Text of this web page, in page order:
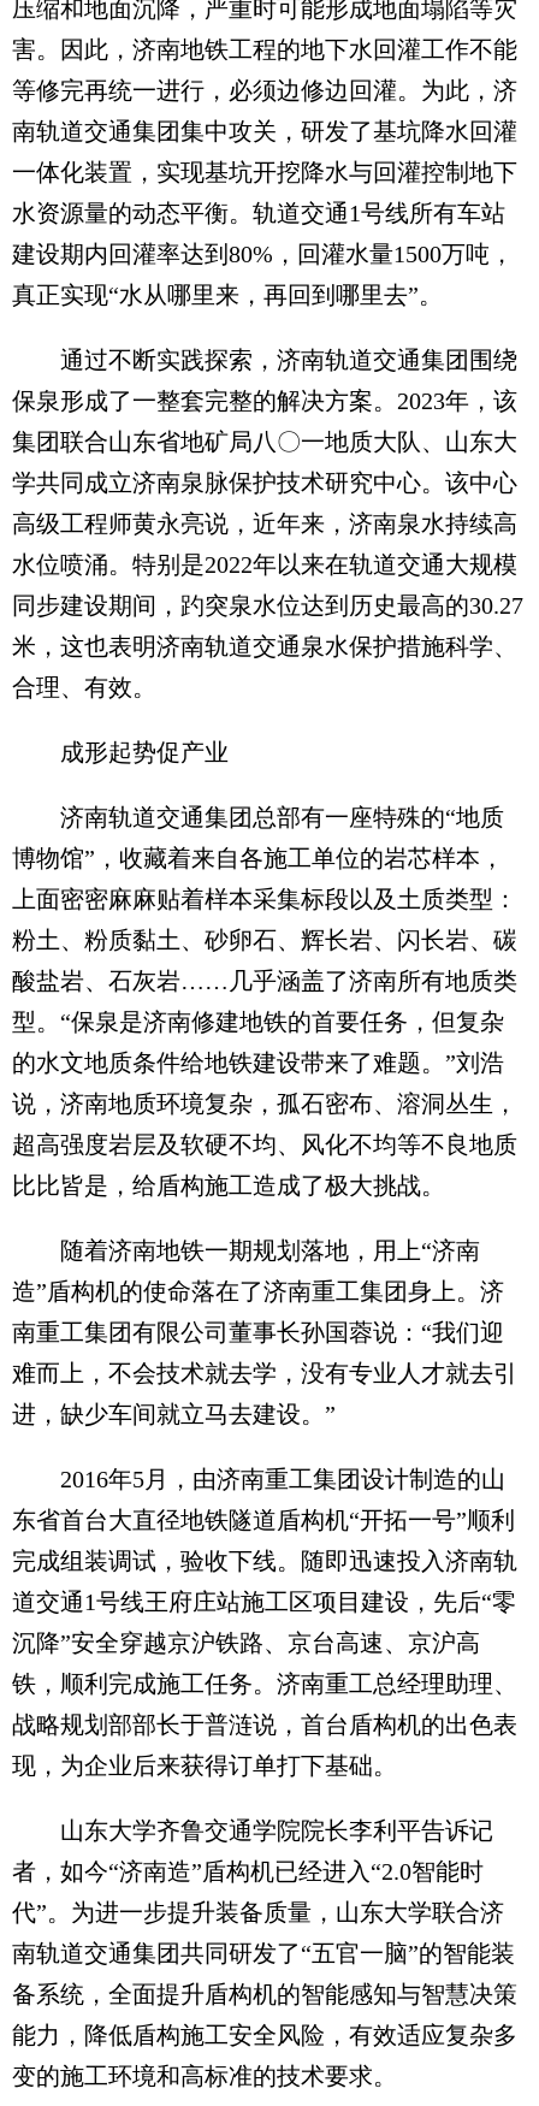
压缩和地面沉降，严重时可能形成地面塌陷等灾
害。因此，济南地铁工程的地下水回灌工作不能
等修完再统一进行，必须边修边回灌。为此，济
南轨道交通集团集中攻关，研发了基坑降水回灌
一体化装置，实现基坑开挖降水与回灌控制地下
水资源量的动态平衡。轨道交通1号线所有车站
建设期内回灌率达到80%，回灌水量1500万吨，
真正实现“水从哪里来，再回到哪里去”。
通过不断实践探索，济南轨道交通集团围绕
保泉形成了一整套完整的解决方案。2023年，该
集团联合山东省地矿局八〇一地质大队、山东大
学共同成立济南泉脉保护技术研究中心。该中心
高级工程师黄永亮说，近年来，济南泉水持续高
水位喷涌。特别是2022年以来在轨道交通大规模
同步建设期间，趵突泉水位达到历史最高的30.27
米，这也表明济南轨道交通泉水保护措施科学、
合理、有效。
成形起势促产业
济南轨道交通集团总部有一座特殊的“地质
博物馆”，收藏着来自各施工单位的岩芯样本，
上面密密麻麻贴着样本采集标段以及土质类型：
粉土、粉质黏土、砂卵石、辉长岩、闪长岩、碳
酸盐岩、石灰岩……几乎涵盖了济南所有地质类
型。“保泉是济南修建地铁的首要任务，但复杂
的水文地质条件给地铁建设带来了难题。”刘浩
说，济南地质环境复杂，孤石密布、溶洞丛生，
超高强度岩层及软硬不均、风化不均等不良地质
比比皆是，给盾构施工造成了极大挑战。
随着济南地铁一期规划落地，用上“济南
造”盾构机的使命落在了济南重工集团身上。济
南重工集团有限公司董事长孙国蓉说：“我们迎
难而上，不会技术就去学，没有专业人才就去引
进，缺少车间就立马去建设。”
2016年5月，由济南重工集团设计制造的山
东省首台大直径地铁隧道盾构机“开拓一号”顺利
完成组装调试，验收下线。随即迅速投入济南轨
道交通1号线王府庄站施工区项目建设，先后“零
沉降”安全穿越京沪铁路、京台高速、京沪高
铁，顺利完成施工任务。济南重工总经理助理、
战略规划部部长于普涟说，首台盾构机的出色表
现，为企业后来获得订单打下基础。
山东大学齐鲁交通学院院长李利平告诉记
者，如今“济南造”盾构机已经进入“2.0智能时
代”。为进一步提升装备质量，山东大学联合济
南轨道交通集团共同研发了“五官一脑”的智能装
备系统，全面提升盾构机的智能感知与智慧决策
能力，降低盾构施工安全风险，有效适应复杂多
变的施工环境和高标准的技术要求。